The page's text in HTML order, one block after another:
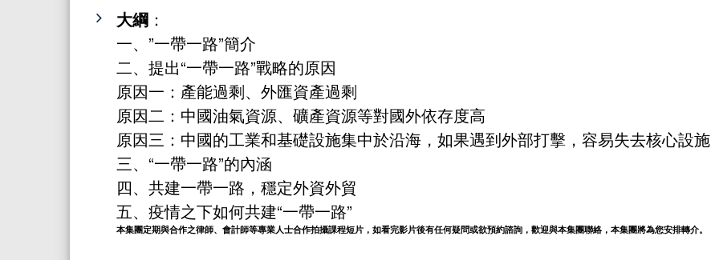
大綱：
一、”一帶一路”簡介
二、提出“一帶一路”戰略的原因
原因一：產能過剩、外匯資產過剩
原因二：中國油氣資源、礦產資源等對國外依存度高
原因三：中國的工業和基礎設施集中於沿海，如果遇到外部打擊，容易失去核心設施
三、“一帶一路”的內涵
四、共建一帶一路，穩定外資外貿
五、疫情之下如何共建“一帶一路”
本集團定期與合作之律師、會計師等專業人士合作拍攝課程短片，如看完影片後有任何疑問或欲預約諮詢，歡迎與本集團聯絡，本集團將為您安排轉介。